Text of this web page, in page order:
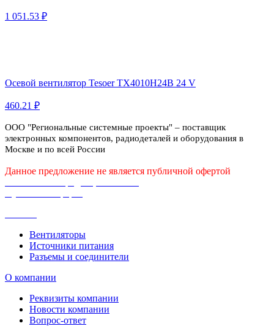
1 051.53 ₽
Осевой вентилятор Tesoer TX4010H24B 24 V
460.21 ₽
ООО "Региональные системные проекты" – поставщик
электронных компонентов, радиодеталей и оборудования в
Москве и по всей России
Данное предложение не является публичной офертой
Вентиляторы
Источники питания
Разъемы и соединители
О компании
Реквизиты компании
Новости компании
Вопрос-ответ